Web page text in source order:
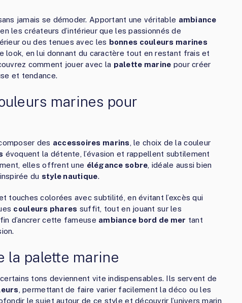
jamais se démoder. Apportant une véritable ambiance
les créateurs d’intérieur que les passionnés de
ou des tenues avec les bonnes couleurs marines
look, en lui donnant du caractère tout en restant frais et
comment jouer avec la palette marine pour créer
et tendance.
marines pour
des accessoires marins, le choix de la couleur
évoquent la détente, l’évasion et rappellent subtilement
elles offrent une élégance sobre, idéale aussi bien
du style nautique.
touches colorées avec subtilité, en évitant l’excès qui
couleurs phares suffit, tout en jouant sur les
d’ancrer cette fameuse ambiance bord de mer tant
la palette marine
tons deviennent vite indispensables. Ils servent de
, permettant de faire varier facilement la déco ou les
le sujet autour de ce style et découvrir l’univers marin